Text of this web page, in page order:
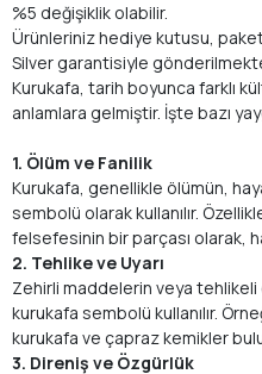
%5 değişiklik olabilir.
Ürünleriniz hediye kutusu,
Silver
Kurukafa, tarih boyunca farklı
anlamlara gelmiştir. İşte bazı
1. Ölüm ve Fanilik
Kurukafa, genellikle ölümün,
sembolü olarak kullanılır.
felsefesinin bir parçası olarak,
2. Tehlike ve Uyarı
Zehirli maddelerin veya
kurukafa sembolü kullanılır.
kurukafa ve çapraz kemikler
3. Direniş ve Özgürlük